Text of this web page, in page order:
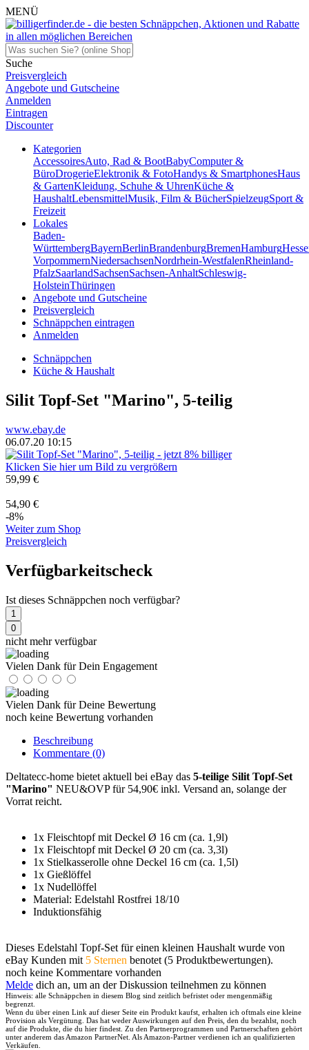
MENÜ
Suche
Preisvergleich
Angebote und Gutscheine
Anmelden
Eintragen
Discounter
Kategorien
AccessoiresAuto, Rad & BootBabyComputer &
BüroDrogerieElektronik & FotoHandys & SmartphonesHaus
& GartenKleidung, Schuhe & UhrenKüche &
HaushaltLebensmittelMusik, Film & BücherSpielzeugSport &
Freizeit
Lokales
Baden-
WürttembergBayernBerlinBrandenburgBremenHamburg
VorpommernNiedersachsenNordrhein-WestfalenRheinland-
PfalzSaarlandSachsenSachsen-AnhaltSchleswig-
HolsteinThüringen
Angebote und Gutscheine
Preisvergleich
Schnäppchen eintragen
Anmelden
Schnäppchen
Küche & Haushalt
Silit Topf-Set "Marino", 5-teilig
www.ebay.de
06.07.20 10:15
Klicken Sie hier um Bild zu vergrößern
59,99 €
54,90 €
-8%
Weiter zum Shop
Preisvergleich
Verfügbarkeitscheck
Ist dieses Schnäppchen noch verfügbar?
1
0
nicht mehr verfügbar
Vielen Dank für Dein Engagement
Vielen Dank für Deine Bewertung
noch keine Bewertung vorhanden
Beschreibung
Kommentare (0)
Deltatecc-home bietet aktuell bei eBay das 5-teilige Silit Topf-Set
"Marino" NEU&OVP für 54,90€ inkl. Versand an, solange der
Vorrat reicht.
1x Fleischtopf mit Deckel Ø 16 cm (ca. 1,9l)
1x Fleischtopf mit Deckel Ø 20 cm (ca. 3,3l)
1x Stielkasserolle ohne Deckel 16 cm (ca. 1,5l)
1x Gießlöffel
1x Nudellöffel
Material: Edelstahl Rostfrei 18/10
Induktionsfähig
Dieses Edelstahl Topf-Set für einen kleinen Haushalt wurde von
eBay Kunden mit 5 Sternen benotet (5 Produktbewertungen).
noch keine Kommentare vorhanden
Melde dich an, um an der Diskussion teilnehmen zu können
Hinweis: alle Schnäppchen in diesem Blog sind zeitlich befristet oder mengenmäßig
begrenzt.
Wenn du über einen Link auf dieser Seite ein Produkt kaufst, erhalten ich oftmals eine kleine
Provision als Vergütung. Das hat weder Auswirkungen auf den Preis, den du bezahlst, noch
auf die Produkte, die du hier findest. Zu den Partnerprogrammen und Partnerschaften gehört
unter anderem das Amazon PartnerNet. Als Amazon-Partner verdienen ich an qualifizierten
Verkäufen.